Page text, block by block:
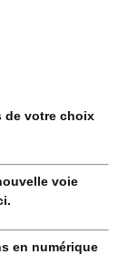
de votre choix
voie
en numérique